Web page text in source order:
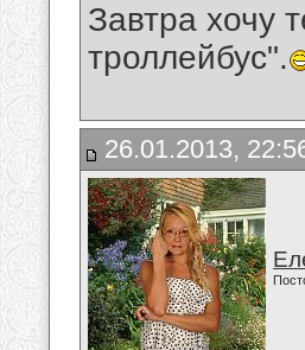
Завтра хочу
троллейбус".
26.01.2013,